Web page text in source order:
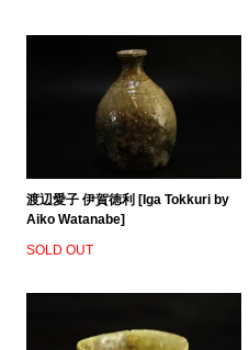
渡辺愛子 伊賀徳利 [Iga Tokkuri by
Aiko Watanabe]
SOLD OUT